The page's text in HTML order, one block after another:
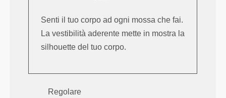
Senti il tuo corpo ad ogni mossa che fai.
La vestibilità aderente mette in mostra la
silhouette del tuo corpo.
Regolare